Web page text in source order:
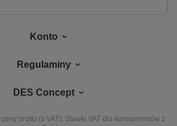
Konto
Regulaminy
DES Concept
brutto (z VAT). Stawki VAT dla konsumentów z